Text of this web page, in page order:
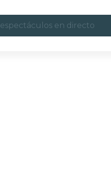
espectáculos en directo